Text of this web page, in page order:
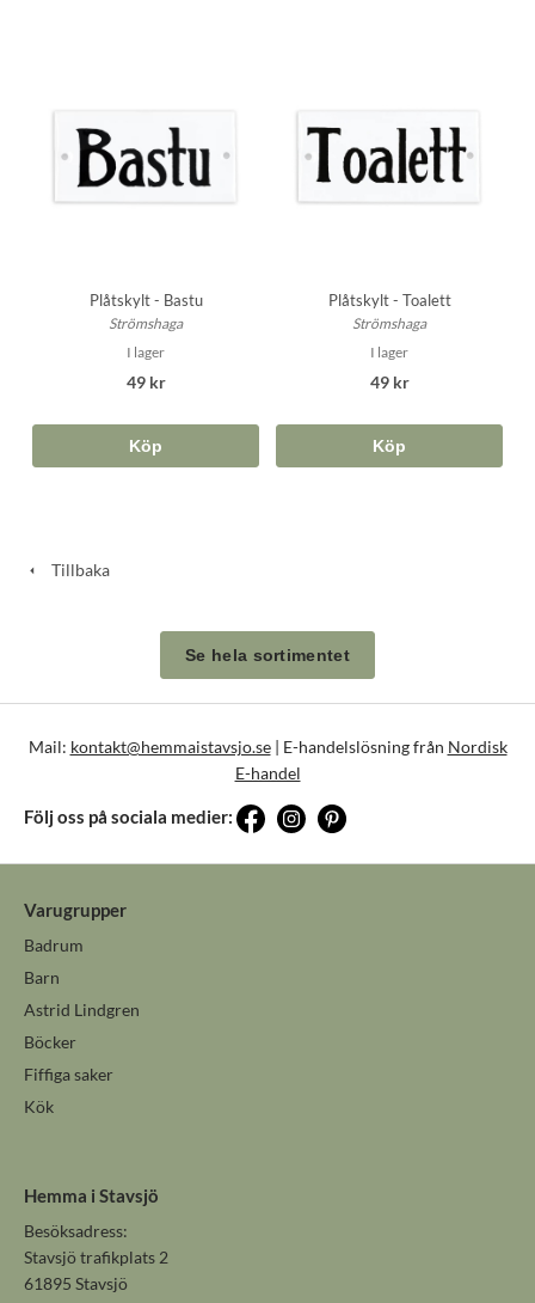
Plåtskylt - Bastu
Strömshaga
I lager
49 kr
Köp
Plåtskylt - Toalett
Strömshaga
I lager
49 kr
Köp
Tillbaka
Se hela sortimentet
Mail: kontakt@hemmaistavsjo.se| E-handelslösning från Nordisk
E-handel
Följ oss på sociala medier:
Varugrupper
Badrum
Barn
Astrid Lindgren
Böcker
Fiffiga saker
Kök
Hemma i Stavsjö
Besöksadress:
Stavsjö trafikplats 2
61895 Stavsjö